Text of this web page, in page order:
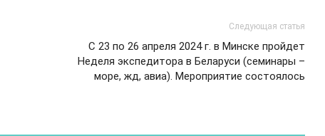
Следующая статья
С 23 по 26 апреля 2024 г. в Минске пройдет
Неделя экспедитора в Беларуси (семинары –
море, жд, авиа). Мероприятие состоялось